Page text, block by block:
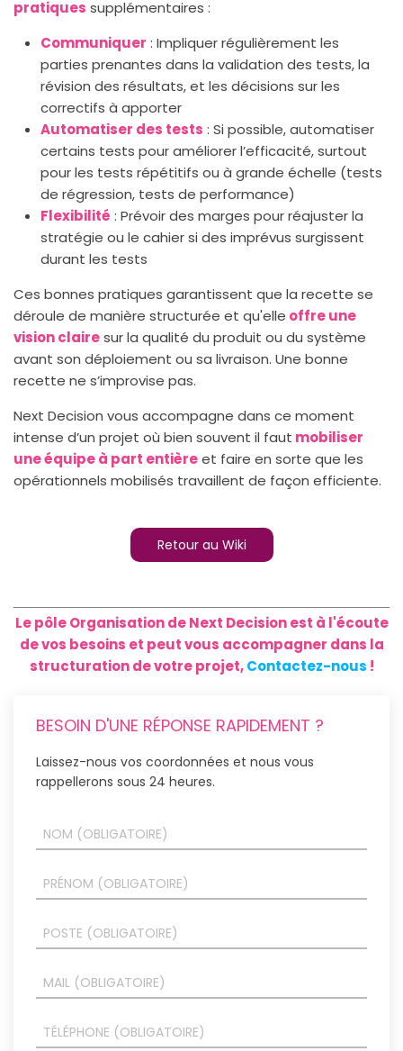
pratiques supplémentaires :
Communiquer : Impliquer régulièrement les
parties prenantes dans la validation des tests, la
révision des résultats, et les décisions sur les
correctifs à apporter
Automatiser des tests : Si possible, automatiser
certains tests pour améliorer l’efficacité, surtout
pour les tests répétitifs ou à grande échelle (tests
de régression, tests de performance)
Flexibilité : Prévoir des marges pour réajuster la
stratégie ou le cahier si des imprévus surgissent
durant les tests
Ces bonnes pratiques garantissent que la recette se
déroule de manière structurée et qu'elle offre une
vision clairesur la qualité du produit ou du système
avant son déploiement ou sa livraison. Une bonne
recette ne s’improvise pas.
Next Decision vous accompagne dans ce moment
intense d’un projet où bien souvent il faut mobiliser
une équipe à part entièreet faire en sorte que les
opérationnels mobilisés travaillent de façon efficiente.
Retour au Wiki
Le pôle Organisation de Next Decision est à l'écoute
de vos besoins et peut vous accompagner dans la
structuration de votre projet,Contactez-nous !
BESOIN D'UNE RÉPONSE RAPIDEMENT ?
Laissez-nous vos coordonnées et nous vous
rappellerons sous 24 heures.